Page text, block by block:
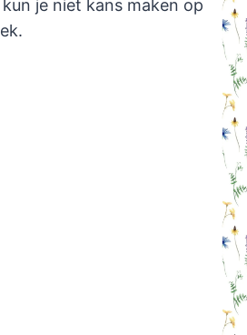
je niet kans maken op